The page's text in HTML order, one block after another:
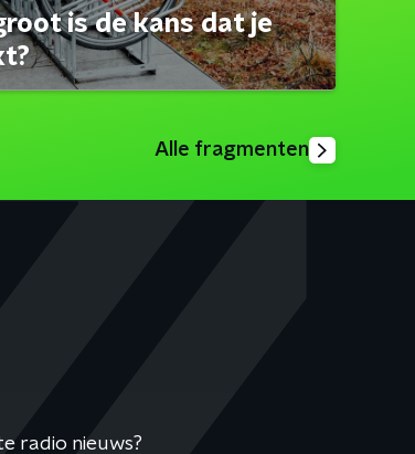
is de kans dat je
Alle fragmenten
radio nieuws?